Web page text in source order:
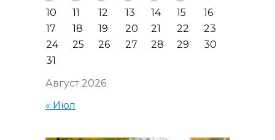
Август 2026
10
11 12 13 14 15
16
17
18 19 20 21 22
23
24
25 26 27 28 29
30
31
« Июл